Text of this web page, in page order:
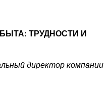
ТРУДНОСТИ И
директор компании